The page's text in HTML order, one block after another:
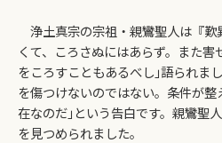
浄土真宗の宗祖・親鸞聖人は『歎
くて、ころさぬにはあらず。また
をころすこともあるべし｣語られま
を傷つけないのではない。条件が
在なのだ｣という告白です。親鸞聖
を見つめられました。